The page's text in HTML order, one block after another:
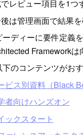
レビュー項目を1つ
は管理画面で結果
ディーに要件定義
Frameworkは
のコンテンツがお
ビス別資料（Black
者向けハンズオン
ックスタート